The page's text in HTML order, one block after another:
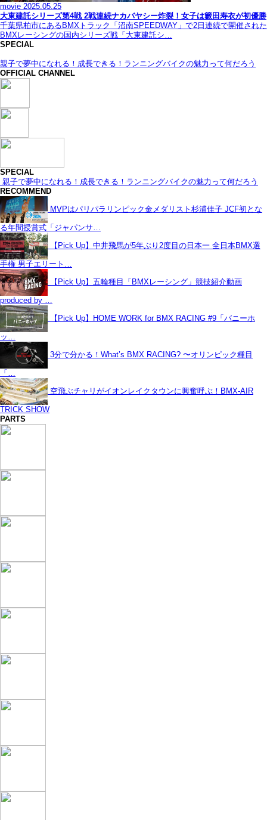
movie 2025.05.25
大東建託シリーズ第4戦 2戦連続ナカバヤシー炸裂！女子は籔田寿衣が初優勝
千葉県柏市にあるBMXトラック「沼南SPEEDWAY」で2日連続で開催された
BMXレーシングの国内シリーズ戦「大東建託シ…
SPECIAL
親子で夢中になれる！成長できる！ランニングバイクの魅力って何だろう
OFFICIAL CHANNEL
SPECIAL
親子で夢中になれる！成長できる！ランニングバイクの魅力って何だろう
RECOMMEND
MVPはパリパラリンピック金メダリスト杉浦佳子 JCF初とな
る年間授賞式「ジャパンサ…
【Pick Up】中井飛馬が5年ぶり2度目の日本一 全日本BMX選
手権 男子エリート…
【Pick Up】五輪種目「BMXレーシング」競技紹介動画
produced by …
【Pick Up】HOME WORK for BMX RACING #9「バニーホ
ッ…
3分で分かる！What’s BMX RACING? 〜オリンピック種目
「…
空飛ぶチャリがイオンレイクタウンに興奮呼ぶ！BMX-AIR
TRICK SHOW
PARTS